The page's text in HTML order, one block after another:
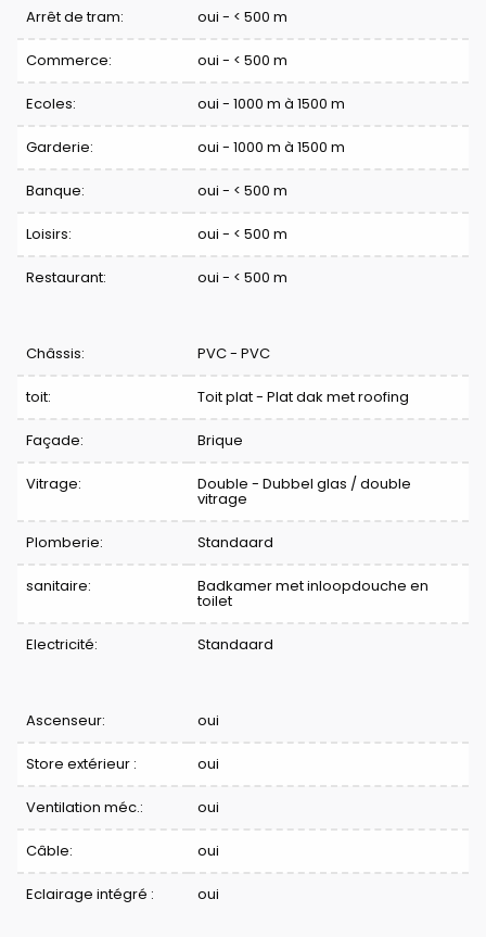
Arrêt de tram: oui - < 500 m
Commerce: oui - < 500 m
Ecoles: oui - 1000 m à 1500 m
Garderie: oui - 1000 m à 1500 m
Banque: oui - < 500 m
Loisirs: oui - < 500 m
Restaurant: oui - < 500 m
Châssis: PVC - PVC
toit: Toit plat - Plat dak met roofing
Façade: Brique
Vitrage: Double - Dubbel glas / double
vitrage
Plomberie: Standaard
sanitaire: Badkamer met inloopdouche en
toilet
Electricité: Standaard
Ascenseur: oui
Store extérieur : oui
Ventilation méc.: oui
Câble: oui
Eclairage intégré : oui